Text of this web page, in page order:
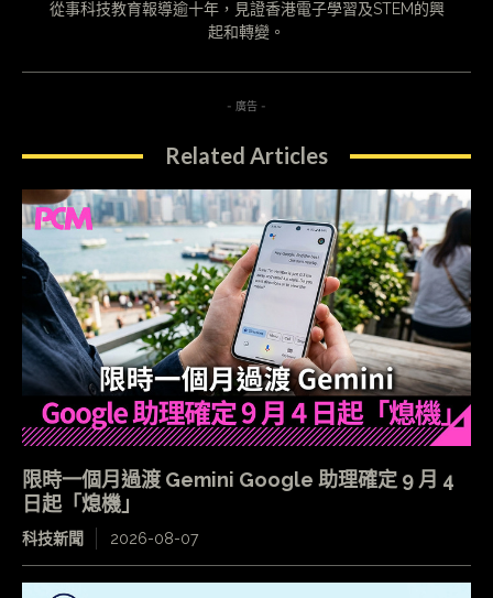
從事科技教育報導逾十年，見證香港電子學習及STEM的興
起和轉變。
- 廣告 -
Related Articles
限時一個月過渡 Gemini Google 助理確定 9 月 4
日起「熄機」
科技新聞 2026-08-07